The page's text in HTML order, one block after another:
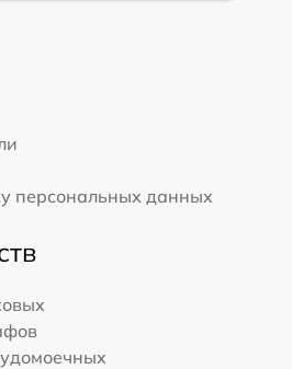
персональных данных